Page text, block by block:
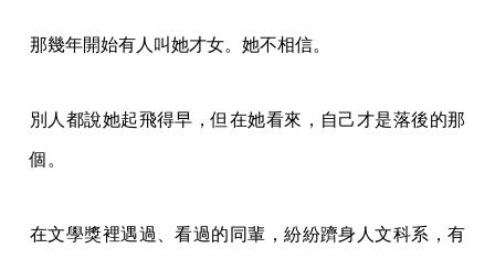
那幾年開始有人叫她才女。她不相信。
別人都說她起飛得早，但在她看來，自己才是落後的那
個。
在文學獎裡遇過、看過的同輩，紛紛躋身人文科系，有